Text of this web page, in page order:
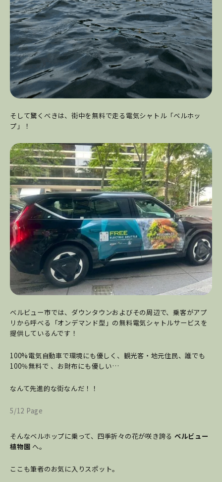
そして驚くべきは、街中を無料で走る電気シャトル「ベルホッ
プ」！
ベルビュー市では、ダウンタウンおよびその周辺で、乗客がアプ
リから呼べる「オンデマンド型」の無料電気シャトルサービスを
提供しているんです！
100%電気自動車で環境にも優しく、観光客・地元住民、誰でも
100％無料で 、お財布にも優しい…
なんて先進的な街なんだ！！
5/12 Page
そんなベルホップに乗って、四季折々の花が咲き誇る ベルビュー
植物園 へ。
ここも筆者のお気に入りスポット。